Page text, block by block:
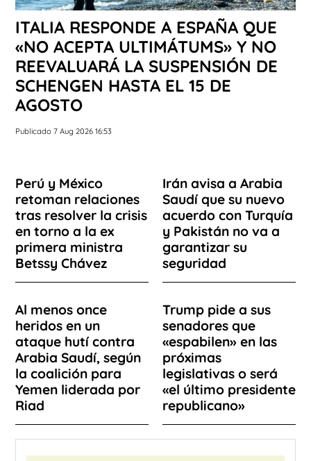
ITALIA RESPONDE A ESPAÑA QUE
«NO ACEPTA ULTIMÁTUMS» Y NO
REEVALUARÁ LA SUSPENSIÓN DE
SCHENGEN HASTA EL 15 DE
AGOSTO
Publicado 7 Aug 2026 16:53
Perú y México
retoman relaciones
tras resolver la crisis
en torno a la ex
primera ministra
Betssy Chávez
Irán avisa a Arabia
Saudí que su nuevo
acuerdo con Turquía
y Pakistán no va a
garantizar su
seguridad
Al menos once
heridos en un
ataque hutí contra
Arabia Saudí, según
la coalición para
Yemen liderada por
Riad
Trump pide a sus
senadores que
«espabilen» en las
próximas
legislativas o será
«el último presidente
republicano»